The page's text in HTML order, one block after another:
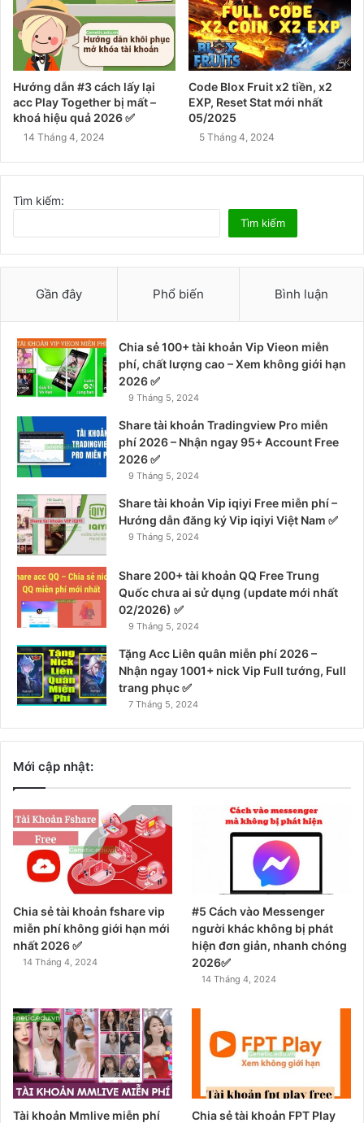
Hướng dẫn #3 cách lấy lại
acc Play Together bị mất –
khoá hiệu quả 2026 ✅
14 Tháng 4, 2024
Code Blox Fruit x2 tiền, x2
EXP, Reset Stat mới nhất
05/2025
5 Tháng 4, 2024
Tìm kiếm:
Tìm kiếm
Gần đây Phổ biến Bình luận
Chia sẻ 100+ tài khoản Vip Vieon miễn
phí, chất lượng cao – Xem không giới hạn
2026 ✅
9 Tháng 5, 2024
Share tài khoản Tradingview Pro miễn
phí 2026 – Nhận ngay 95+ Account Free
2026 ✅
9 Tháng 5, 2024
Share tài khoản Vip iqiyi Free miễn phí –
Hướng dẫn đăng ký Vip iqiyi Việt Nam ✅
9 Tháng 5, 2024
Share 200+ tài khoản QQ Free Trung
Quốc chưa ai sử dụng (update mới nhất
02/2026) ✅
9 Tháng 5, 2024
Tặng Acc Liên quân miễn phí 2026 –
Nhận ngay 1001+ nick Vip Full tướng, Full
trang phục ✅
7 Tháng 5, 2024
Mới cập nhật:
Chia sẻ tài khoản fshare vip
miễn phí không giới hạn mới
nhất 2026 ✅
14 Tháng 4, 2024
#5 Cách vào Messenger
người khác không bị phát
hiện đơn giản, nhanh chóng
2026✅
14 Tháng 4, 2024
Tài khoản Mmlive miễn phí
Chia sẻ tài khoản FPT Play